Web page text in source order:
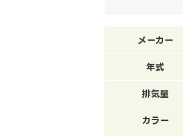
メーカー
年式
排気量
カラー